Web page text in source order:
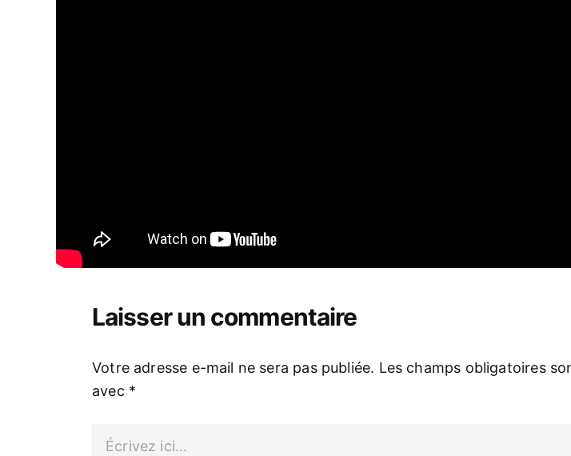
Laisser un commentaire
Votre adresse e-mail ne sera pas publiée. Les champs obligatoires
avec *
ici…